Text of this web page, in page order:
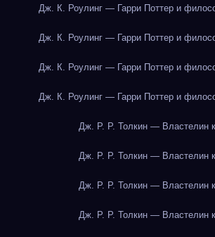
Дж. К. Роулинг — Гарри Поттер и
Дж. К. Роулинг — Гарри Поттер и
Дж. К. Роулинг — Гарри Поттер и
Дж. К. Роулинг — Гарри Поттер и
Дж. Р. Р. Толкин — Властелин
Дж. Р. Р. Толкин — Властелин
Дж. Р. Р. Толкин — Властелин
Дж. Р. Р. Толкин — Властелин